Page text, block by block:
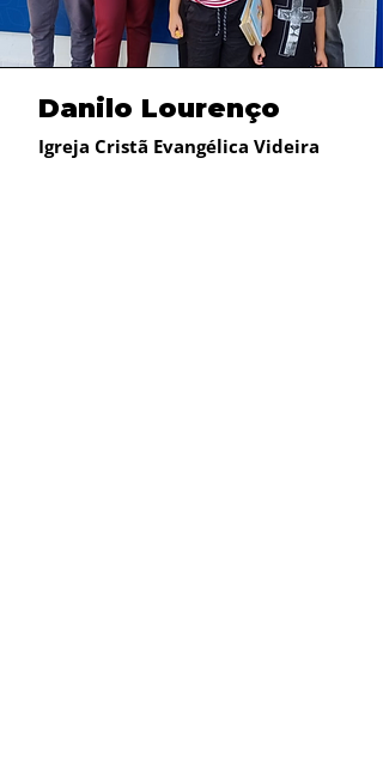
Danilo Lourenço
Igreja Cristã Evangélica Videira